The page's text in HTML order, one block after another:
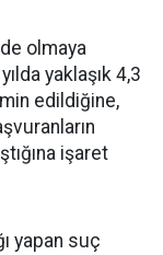
olmaya
yaklaşık 4,3
edildiğine,
işaret
yapan suç